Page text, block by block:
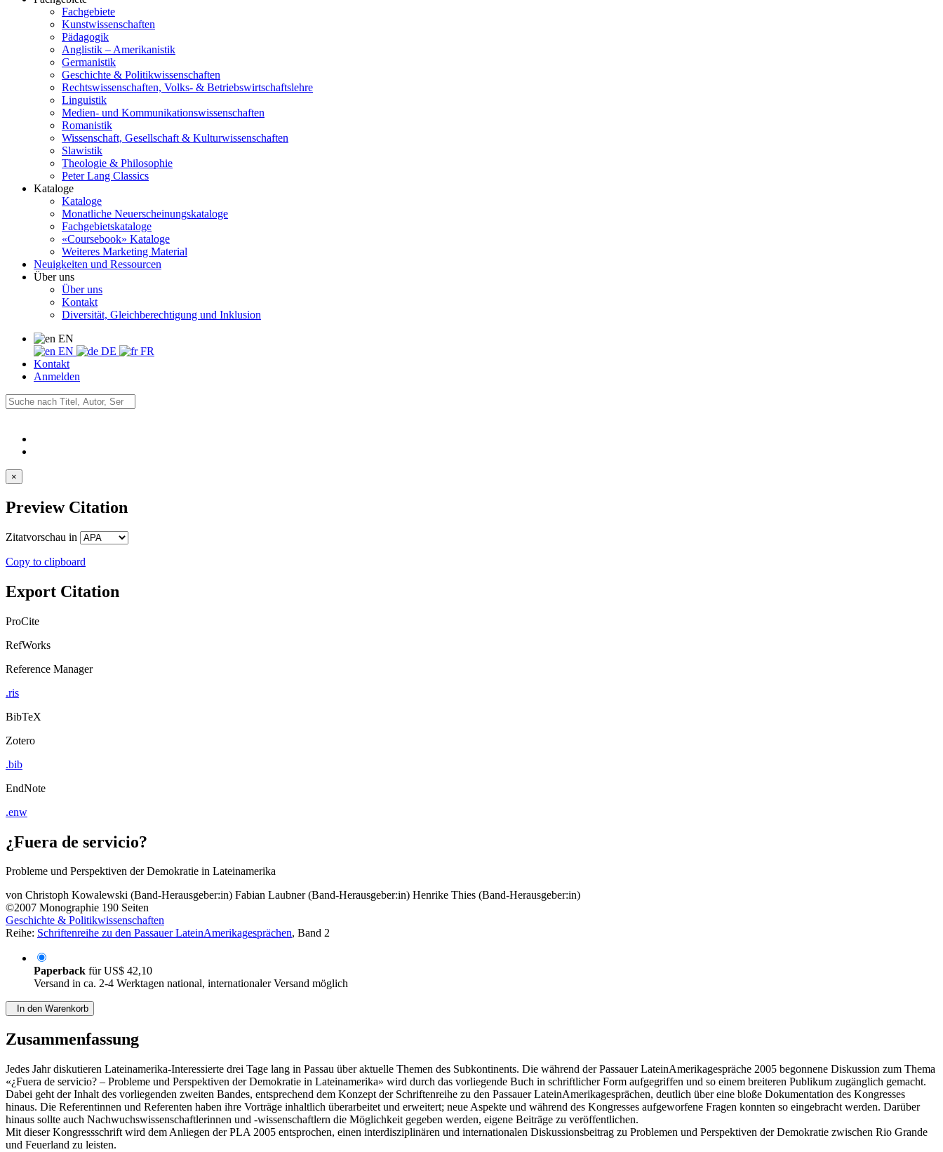
Fachgebiete
Kunstwissenschaften
Pädagogik
Anglistik – Amerikanistik
Germanistik
Geschichte & Politikwissenschaften
Rechtswissenschaften, Volks- & Betriebswirtschaftslehre
Linguistik
Medien- und Kommunikationswissenschaften
Romanistik
Wissenschaft, Gesellschaft & Kulturwissenschaften
Slawistik
Theologie & Philosophie
Peter Lang Classics
Kataloge
Kataloge
Monatliche Neuerscheinungskataloge
Fachgebietskataloge
«Coursebook» Kataloge
Weiteres Marketing Material
Neuigkeiten und Ressourcen
Über uns
Über uns
Kontakt
Diversität, Gleichberechtigung und Inklusion
EN
EN
DE
FR
Kontakt
Anmelden
×
Preview Citation
Zitatvorschau in
Copy to clipboard
Export Citation
ProCite
RefWorks
Reference Manager
.ris
BibTeX
Zotero
.bib
EndNote
.enw
¿Fuera de servicio?
Probleme und Perspektiven der Demokratie in Lateinamerika
von Christoph Kowalewski (Band-Herausgeber:in) Fabian Laubner (Band-Herausgeber:in) Henrike Thies (Band-Herausgeber:in)
©2007 Monographie 190 Seiten
Geschichte & Politikwissenschaften
Reihe: Schriftenreihe zu den Passauer LateinAmerikagesprächen, Band 2
Paperback fürUS$ 42,10
Versand in ca. 2-4 Werktagen national, internationaler Versand möglich
In den Warenkorb
Zusammenfassung
Jedes Jahr diskutieren Lateinamerika-Interessierte drei Tage lang in Passau über aktuelle Themen des Subkontinents. Die während der Passauer LateinAmerikagespräche 2005 begonnene Diskussion zum Thema
«¿Fuera de servicio? – Probleme und Perspektiven der Demokratie in Lateinamerika» wird durch das vorliegende Buch in schriftlicher Form aufgegriffen und so einem breiteren Publikum zugänglich gemacht.
Dabei geht der Inhalt des vorliegenden zweiten Bandes, entsprechend dem Konzept der Schriftenreihe zu den Passauer LateinAmerikagesprächen, deutlich über eine bloße Dokumentation des Kongresses
hinaus. Die Referentinnen und Referenten haben ihre Vorträge inhaltlich überarbeitet und erweitert; neue Aspekte und während des Kongresses aufgeworfene Fragen konnten so eingebracht werden. Darüber
hinaus sollte auch Nachwuchswissenschaftlerinnen und -wissenschaftlern die Möglichkeit gegeben werden, eigene Beiträge zu veröffentlichen.
Mit dieser Kongressschrift wird dem Anliegen der PLA 2005 entsprochen, einen interdisziplinären und internationalen Diskussionsbeitrag zu Problemen und Perspektiven der Demokratie zwischen Rio Grande
und Feuerland zu leisten.